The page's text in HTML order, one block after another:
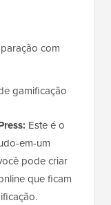
com
gamificação
Este é o
em-um
pode criar
que ficam